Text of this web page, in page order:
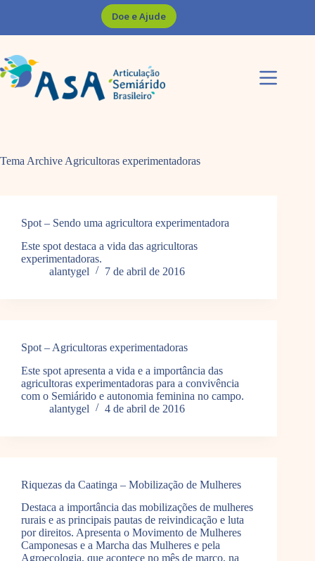
Doe e Ajude
Tema Archive Agricultoras experimentadoras
Spot – Sendo uma agricultora experimentadora
Este spot destaca a vida das agricultoras
experimentadoras.
alantygel
7 de abril de 2016
Spot – Agricultoras experimentadoras
Este spot apresenta a vida e a importância das
agricultoras experimentadoras para a convivência
com o Semiárido e autonomia feminina no campo.
alantygel
4 de abril de 2016
Riquezas da Caatinga – Mobilização de Mulheres
Destaca a importância das mobilizações de mulheres
rurais e as principais pautas de reivindicação e luta
por direitos. Apresenta o Movimento de Mulheres
Camponesas e a Marcha das Mulheres e pela
Agroecologia, que acontece no mês de março, na